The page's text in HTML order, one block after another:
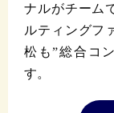
ナルがチーム
ルティングフ
松も”総合コ
す。